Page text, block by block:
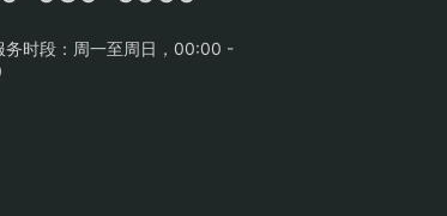
务时段：周一至周日，00:00 -